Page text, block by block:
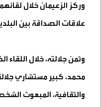
وركز الزعيمان خلال
علاقات الصداقة بين
وثمن جلالته، خلال
محمد، كبير مستشاري
والثقافية، المبعوث